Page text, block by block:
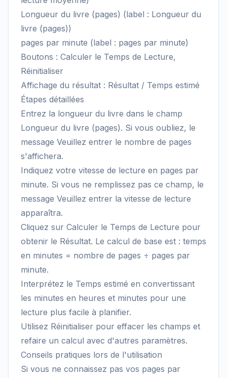
Longueur du livre (pages) (label : Longueur du
livre (pages))
pages par minute (label : pages par minute)
Boutons : Calculer le Temps de Lecture,
Réinitialiser
Affichage du résultat : Résultat / Temps estimé
Étapes détaillées
Entrez la longueur du livre dans le champ
Longueur du livre (pages). Si vous oubliez, le
message Veuillez entrer le nombre de pages
s'affichera.
Indiquez votre vitesse de lecture en pages par
minute. Si vous ne remplissez pas ce champ, le
message Veuillez entrer la vitesse de lecture
apparaîtra.
Cliquez sur Calculer le Temps de Lecture pour
obtenir le Résultat. Le calcul de base est : temps
en minutes = nombre de pages ÷ pages par
minute.
Interprétez le Temps estimé en convertissant
les minutes en heures et minutes pour une
lecture plus facile à planifier.
Utilisez Réinitialiser pour effacer les champs et
refaire un calcul avec d'autres paramètres.
Conseils pratiques lors de l'utilisation
Si vous ne connaissez pas vos pages par